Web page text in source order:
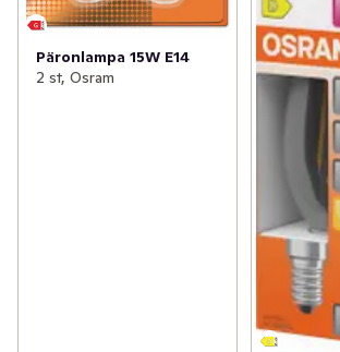
Päronlampa 15W E14
2 st, Osram